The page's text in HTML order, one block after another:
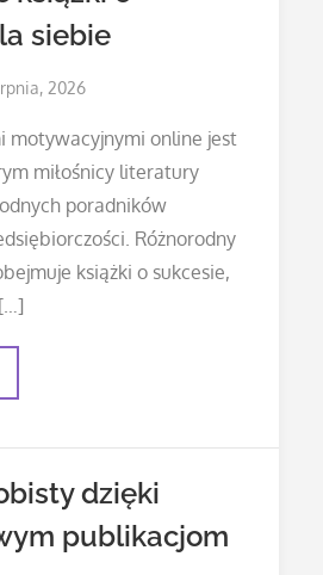
siebie
2026
motywacyjnymi online jest
miłośnicy literatury
poradników
Różnorodny
książki o sukcesie,
dzięki
publikacjom